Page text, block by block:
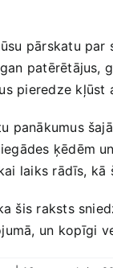
pārskatu par
patērētājus,
pieredze⁤ kļūst
panākumus
ķēdēm
laiks rādīs,
šis‍ raksts‍
⁤un⁣ kopīgi